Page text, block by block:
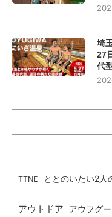
埼
27
代
TTNE ととのいたい2人
アウトドア アウフグ